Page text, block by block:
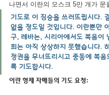
나면서 이란의 모스크 5만 개가 문
기도로 이 짐승을 쓰러뜨립시다.
없을 정도일 것입니다. 이란뿐만
구, 레바논, 시리아에서도 복음이
회는 아직 상상하지 못했습니다.
정권을 무너뜨리시고 중동에 복
록 기도합시다.
이란 형제 자매들의 기도 요청: